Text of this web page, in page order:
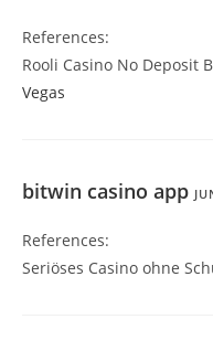
References:
Rooli Casino No Deposit
Vegas
bitwin casino app
References:
Seriöses Casino ohne